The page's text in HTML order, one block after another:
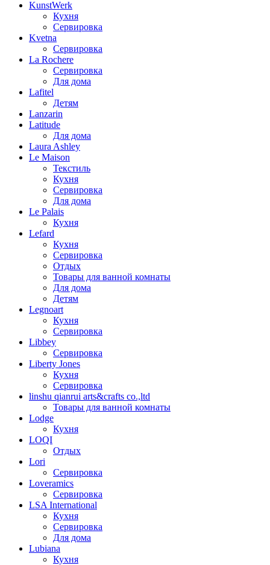
KunstWerk
Кухня
Сервировка
Kvetna
Сервировка
La Rochere
Сервировка
Для дома
Lafitel
Детям
Lanzarin
Latitude
Для дома
Laura Ashley
Le Maison
Текстиль
Кухня
Сервировка
Для дома
Le Palais
Кухня
Lefard
Кухня
Сервировка
Отдых
Товары для ванной комнаты
Для дома
Детям
Legnoart
Кухня
Сервировка
Libbey
Сервировка
Liberty Jones
Кухня
Сервировка
linshu qianrui arts&crafts co.,ltd
Товары для ванной комнаты
Lodge
Кухня
LOQI
Отдых
Lori
Сервировка
Loveramics
Сервировка
LSA International
Кухня
Сервировка
Для дома
Lubiana
Кухня